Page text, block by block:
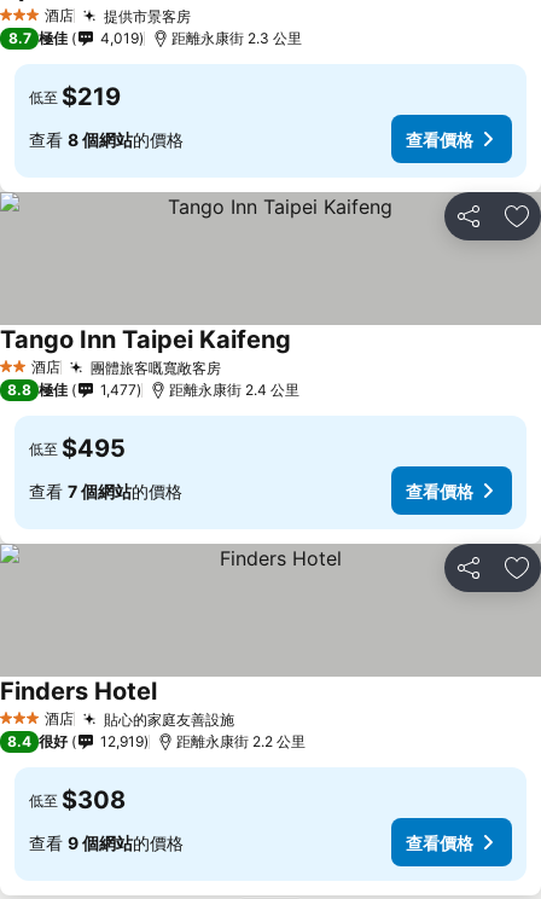
3 星級 酒店 提供市景客房
8.7 極佳 4,019 距離永康街 2.3 公里
低至 $219
查看 8 個網站的價格 查看價格
分享 放
2 星級酒店 團體旅客嘅寬敞客房
Tango Inn Taipei Kaifeng
8.8 極佳 1,477 距離永康街 2.4 公里
低至 $495
查看 7 個網站的價格 查看價格
分享 放
3 星級 酒店 貼心的家庭友善設施
Finders Hotel
8.4 很好 12,919 距離永康街 2.2 公里
低至 $308
查看 9 個網站的價格 查看價格